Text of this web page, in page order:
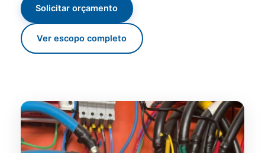
Solicitar orçamento
Ver escopo completo